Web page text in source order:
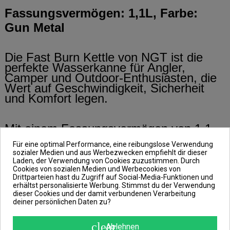
Fassungsvermögen: 1,1L, Farbe:
Gun Metal
Die Fast Burn Kettle von NGT ist die
perfekte Wasserkanne für Angler,
Camper und Outdoor-Enthusiasten, die
Wert auf Geschwindigkeit, Sicherheit
und Komfort legen.
Mit einem Fassungsvermögen von 1,1
Litern kannst du mehrere Tassen Kaffee
oder Tee gleichzeitig zubereiten, ideal für
längere Sessions am Wasser oder
unterwegs.
Dank der innovativen Heiztechnik und
speziell angebrachter Lamellen an der
Unterseite wird das Wasser bis zu 30%
Für eine optimal Performance, eine reibungslose Verwendung
sozialer Medien und aus Werbezwecken empfiehlt dir dieser
Laden, der Verwendung von Cookies zuzustimmen. Durch
Cookies von sozialen Medien und Werbecookies von
Drittparteien hast du Zugriff auf Social-Media-Funktionen und
erhältst personalisierte Werbung. Stimmst du der Verwendung
dieser Cookies und der damit verbundenen Verarbeitung
deiner persönlichen Daten zu?
clearAblehnen